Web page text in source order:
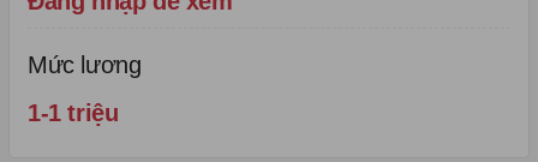
Mức lương
1-1 triệu